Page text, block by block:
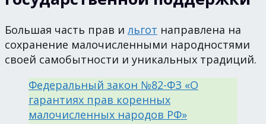
Большая часть прав и льгот направлена на
сохранение малочисленными народностями
своей самобытности и уникальных традиций.
Федеральный закон №82-ФЗ «О
гарантиях прав коренных
малочисленных народов РФ»